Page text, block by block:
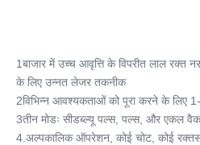
1बाजार में उच्च आवृत्ति के विपरीत लाल रक्त
के लिए उन्नत लेजर तकनीक
2विभिन्न आवश्यकताओं को पूरा करने के लिए
3तीन मोडः सीडब्ल्यू पल्स, पल्स, और एकल
4.अल्पकालिक ऑपरेशन, कोई चोट, कोई